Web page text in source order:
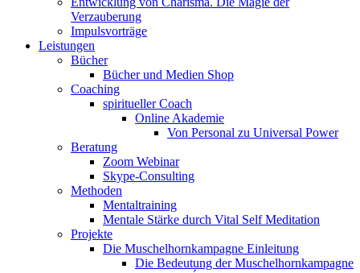
Verzauberung
Impulsvorträge
Leistungen
Bücher
Bücher und Medien Shop
Coaching
spiritueller Coach
Online Akademie
Von Personal zu Universal Power
Beratung
Zoom Webinar
Skype-Consulting
Methoden
Mentaltraining
Mentale Stärke durch Vital Self Meditation
Projekte
Die Muschelhornkampagne Einleitung
Die Bedeutung der Muschelhornkampagne